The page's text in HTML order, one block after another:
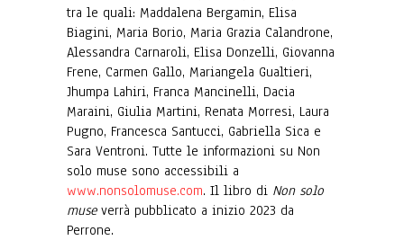
tra le quali: Maddalena Bergamin, Elisa
Biagini, Maria Borio, Maria Grazia Calandrone,
Alessandra Carnaroli, Elisa Donzelli, Giovanna
Frene, Carmen Gallo, Mariangela Gualtieri,
Jhumpa Lahiri, Franca Mancinelli, Dacia
Maraini, Giulia Martini, Renata Morresi, Laura
Pugno, Francesca Santucci, Gabriella Sica e
Sara Ventroni. Tutte le informazioni su Non
solo muse sono accessibili a
www.nonsolomuse.com. Il libro di Non solo
museverrà pubblicato a inizio 2023 da
Perrone.